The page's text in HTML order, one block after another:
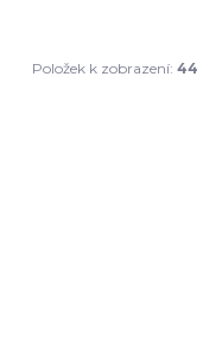
Položek k zobrazení: 44